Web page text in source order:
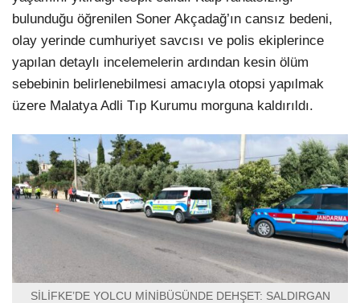
bulunduğu öğrenilen Soner Akçadağ’ın cansız bedeni,
olay yerinde cumhuriyet savcısı ve polis ekiplerince
yapılan detaylı incelemelerin ardından kesin ölüm
sebebinin belirlenebilmesi amacıyla otopsi yapılmak
üzere Malatya Adli Tıp Kurumu morguna kaldırıldı.
SİLİFKE’DE YOLCU MİNİBÜSÜNDE DEHŞET: SALDIRGAN